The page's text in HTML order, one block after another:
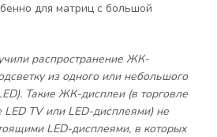
для матриц с большой
распространение ЖК-
из одного или небольшого
Такие ЖК-дисплеи (в торговле
TV или LED-дисплеями) не
LED-дисплеями, в которых